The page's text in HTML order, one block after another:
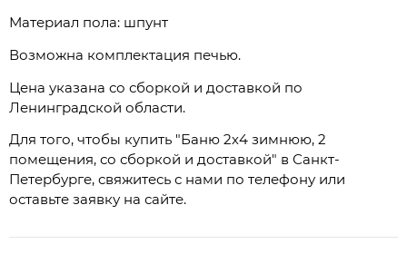
Материал пола: шпунт
Возможна комплектация печью.
Цена указана со сборкой и доставкой по
Ленинградской области.
Для того, чтобы купить "Баню 2х4 зимнюю, 2
помещения, со сборкой и доставкой" в Санкт-
Петербурге, свяжитесь с нами по телефону или
оставьте заявку на сайте.